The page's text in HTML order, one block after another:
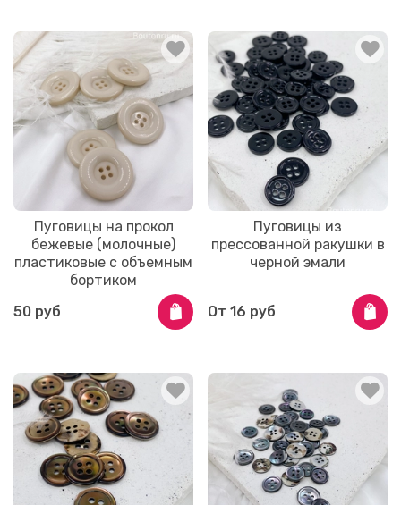
Пуговицы на прокол
бежевые (молочные)
пластиковые с объемным
бортиком
50 руб
Пуговицы из
прессованной ракушки в
черной эмали
От 16 руб